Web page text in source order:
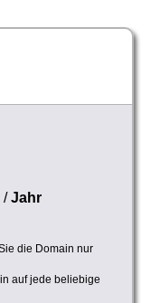
/Jahr
die Domain nur
auf jede beliebige